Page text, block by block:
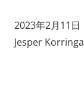
2023年2月11日
Jesper Korringa